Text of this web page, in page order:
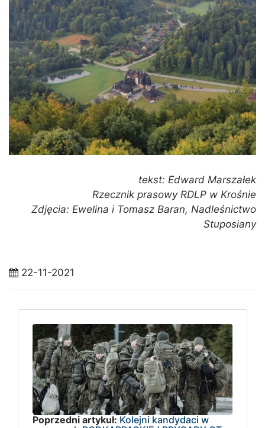
tekst: Edward Marszałek
Rzecznik prasowy RDLP w Krośnie
Zdjęcia: Ewelina i Tomasz Baran, Nadleśnictwo
Stuposiany
22-11-2021
Poprzedni artykuł: Kolejni kandydaci w